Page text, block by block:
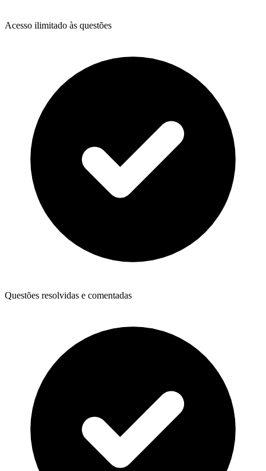
Acesso ilimitado às questões
Questões resolvidas e comentadas